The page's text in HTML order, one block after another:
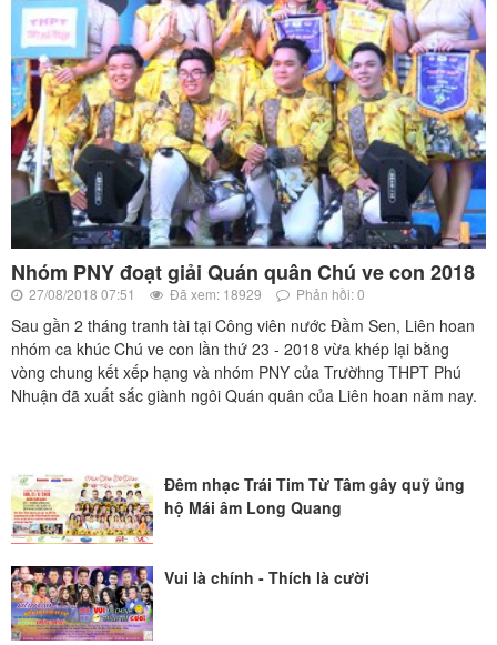
Nhóm PNY đoạt giải Quán quân Chú ve con 2018
27/08/2018 07:51 Đã xem: 18929 Phản hồi: 0
Sau gần 2 tháng tranh tài tại Công viên nước Đầm Sen, Liên hoan
nhóm ca khúc Chú ve con lần thứ 23 - 2018 vừa khép lại bằng
vòng chung kết xếp hạng và nhóm PNY của Trườhng THPT Phú
Nhuận đã xuất sắc giành ngôi Quán quân của Liên hoan năm nay.
Đêm nhạc Trái Tim Từ Tâm gây quỹ ủng
hộ Mái âm Long Quang
Vui là chính - Thích là cười